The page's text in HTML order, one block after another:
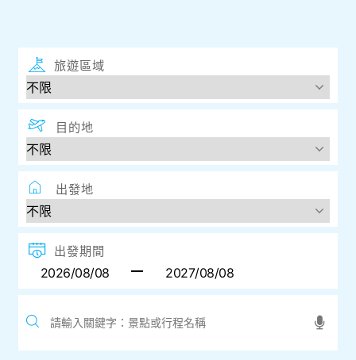
旅遊區域
目的地
出發地
出發期間